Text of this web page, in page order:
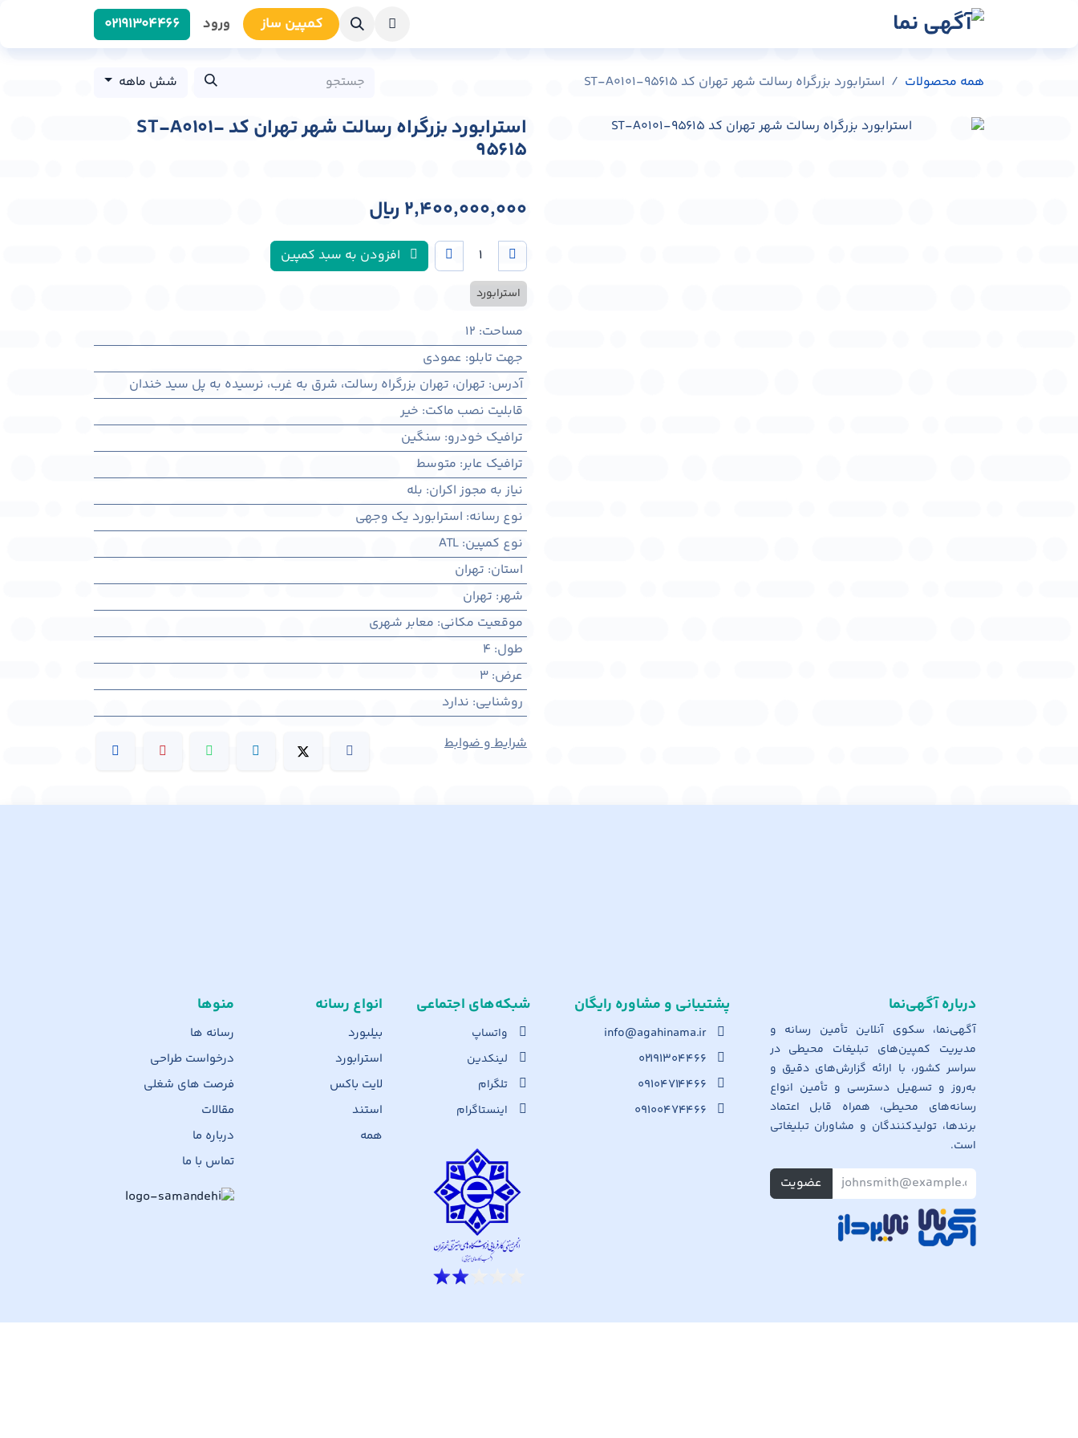
کمپین سا​​ز ورود 0219​1304466
همه محصولات استرابورد بزرگراه رسالت شهر تهران کد ST-A0101-95615 شش ماهه
استرابورد بزرگراه رسالت شهر تهران کد ST-A0101-
95615
2,400,000,000 ﷼
افزودن به سبد کمپین
استرابورد
مساحت:
12
جهت تابلو: عمودی
آدرس: تهران، تهران بزرگراه رسالت، شرق به غرب، نرسیده به پل سید خندان
قابلیت نصب ماکت: خیر
ترافیک خودرو: سنگین
ترافیک عابر: متوسط
نیاز به مجوز اکران: بله
نوع رسانه: استرابورد یک وجهی
نوع کمپین:
ATL
استان: تهران
شهر: تهران
موقعیت مکانی: معابر شهری
طول:
4
عرض:
3
روشنایی: ندارد
شرایط و ضوابط
منوها
رسانه ها
درخواست طراحی
فرصت های شغلی
مقالات
درباره ما
تماس با ما
انواع رسانه
بیلبورد
استرابورد
لایت باکس
استند
همه
شبکه‌های اجت​ماعی
واتساپ
لینکدین
تلگرام
اینستاگرام
پشتیبانی و مشاوره رایگان
info@agahinama.ir
۰۲۱۹۱۳۰۴۴۶۶
۰۹۱۰۴۷۱۴۴۶۶
۰۹۱۰۰۴۷۴۴۶۶
درباره آگهی‌نما
آگهی‌نما، سکوی آنلاین تأمین رسانه و
مدیریت کمپین‌های تبلیغات محیطی در
سراسر کشور، با ارائه گزارش‌های دقیق و
به‌روز و تسهیل دسترسی و تأمین انواع
رسانه‌های محیطی، همراه قابل اعتماد
برندها، تولیدکنندگان و مشاوران تبلیغاتی
است.
عضویت